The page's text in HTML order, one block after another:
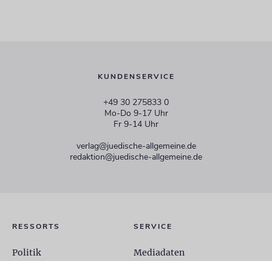
KUNDENSERVICE
+49 30 275833 0
Mo-Do 9-17 Uhr
Fr 9-14 Uhr
verlag@juedische-allgemeine.de
redaktion@juedische-allgemeine.de
RESSORTS
Politik
SERVICE
Mediadaten